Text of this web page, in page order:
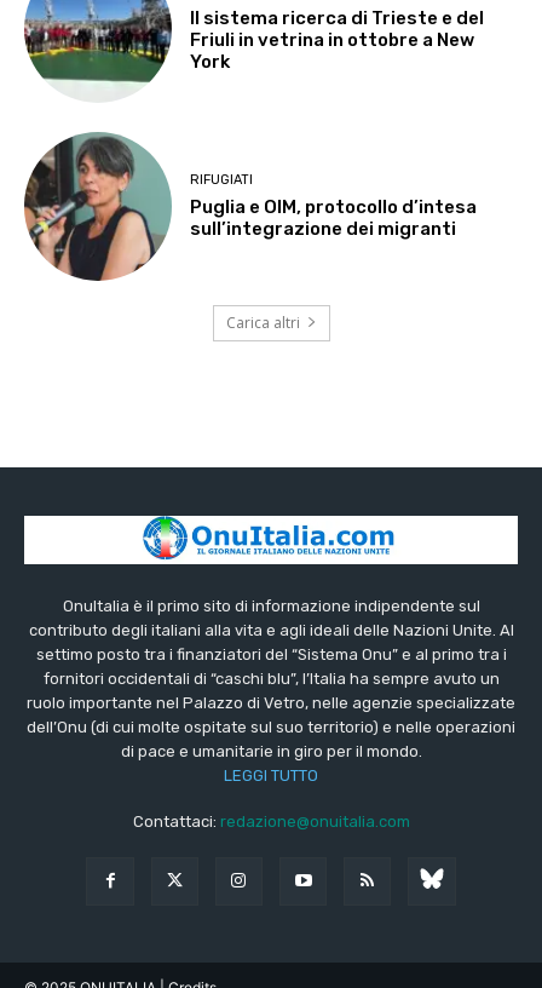
Il sistema ricerca di Trieste e del
Friuli in vetrina in ottobre a New
York
RIFUGIATI
Puglia e OIM, protocollo d’intesa
sull’integrazione dei migranti
Carica altri
OnuItalia è il primo sito di informazione indipendente sul
contributo degli italiani alla vita e agli ideali delle Nazioni Unite. Al
settimo posto tra i finanziatori del “Sistema Onu” e al primo tra i
fornitori occidentali di “caschi blu”, l’Italia ha sempre avuto un
ruolo importante nel Palazzo di Vetro, nelle agenzie specializzate
dell’Onu (di cui molte ospitate sul suo territorio) e nelle operazioni
di pace e umanitarie in giro per il mondo.
LEGGI TUTTO
Contattaci: redazione@onuitalia.com